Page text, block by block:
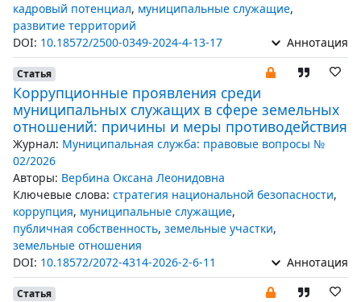
кадровый потенциал, муниципальные служащие,
развитие территорий
DOI: 10.18572/2500-0349-2024-4-13-17 Аннотация
Статья
Коррупционные проявления среди
муниципальных служащих в сфере земельных
отношений: причины и меры противодействия
Журнал: Муниципальная служба: правовые вопросы №
02/2026
Авторы: Вербина Оксана Леонидовна
Ключевые слова: стратегия национальной безопасности,
коррупция, муниципальные служащие,
публичная собственность, земельные участки,
земельные отношения
DOI: 10.18572/2072-4314-2026-2-6-11 Аннотация
Статья